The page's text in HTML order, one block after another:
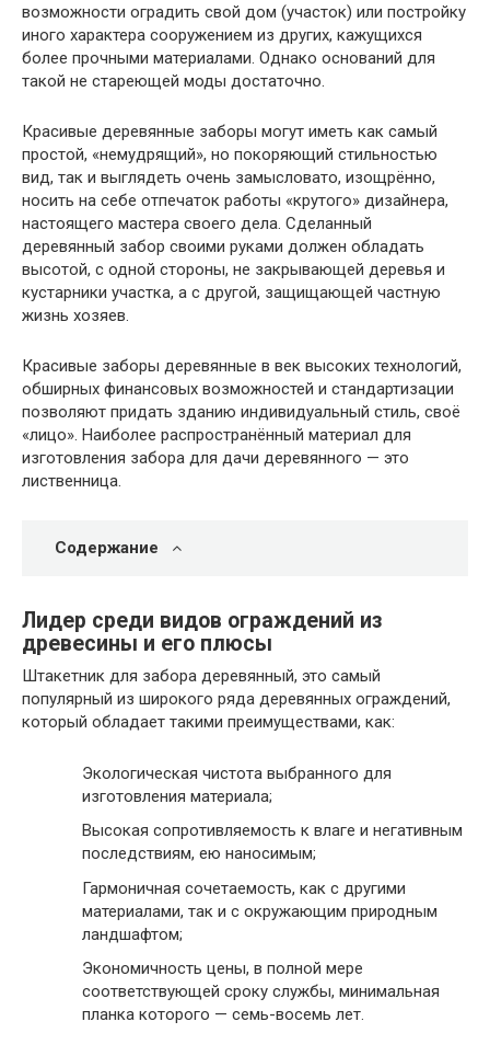
возможности оградить свой дом (участок) или постройку
иного характера сооружением из других, кажущихся
более прочными материалами. Однако оснований для
такой не стареющей моды достаточно.
Красивые деревянные заборы могут иметь как самый
простой, «немудрящий», но покоряющий стильностью
вид, так и выглядеть очень замысловато, изощрённо,
носить на себе отпечаток работы «крутого» дизайнера,
настоящего мастера своего дела. Сделанный
деревянный забор своими руками должен обладать
высотой, с одной стороны, не закрывающей деревья и
кустарники участка, а с другой, защищающей частную
жизнь хозяев.
Красивые заборы деревянные в век высоких технологий,
обширных финансовых возможностей и стандартизации
позволяют придать зданию индивидуальный стиль, своё
«лицо». Наиболее распространённый материал для
изготовления забора для дачи деревянного — это
лиственница.
Содержание
Лидер среди видов ограждений из
древесины и его плюсы
Штакетник для забора деревянный, это самый
популярный из широкого ряда деревянных ограждений,
который обладает такими преимуществами, как:
Экологическая чистота выбранного для
изготовления материала;
Высокая сопротивляемость к влаге и негативным
последствиям, ею наносимым;
Гармоничная сочетаемость, как с другими
материалами, так и с окружающим природным
ландшафтом;
Экономичность цены, в полной мере
соответствующей сроку службы, минимальная
планка которого — семь-восемь лет.